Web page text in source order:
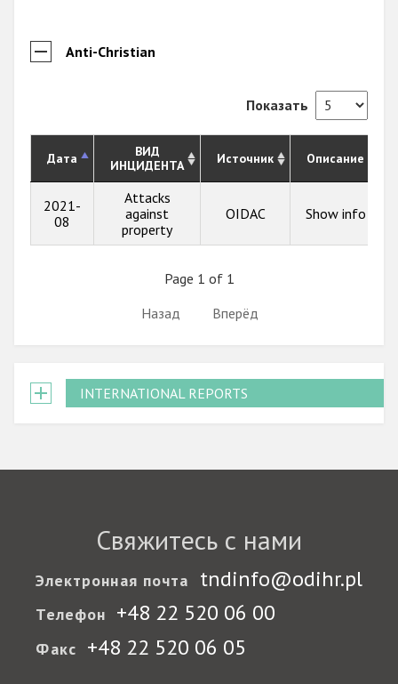
Anti-Christian
Показать
Дата
ВИД
ИНЦИДЕНТА
Источник Описание
2021-
08
Attacks
against
property
OIDAC Show info
Page 1 of 1
Назад
Вперёд
INTERNATIONAL REPORTS
Свяжитесь с нами
Электронная почта tndinfo@odihr.pl
Телефон +48 22 520 06 00
Факс +48 22 520 06 05